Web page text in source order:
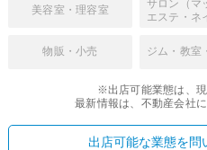
美容室・理容室
サロン（マ
エステ・ネ
物販・小売 ジム・教室
※出店可能業態は、現
最新情報は、不動産会社
出店可能な業態を問